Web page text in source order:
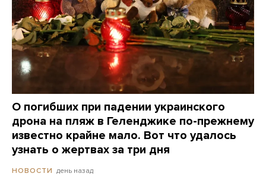
О погибших при падении украинского
дрона на пляж в Геленджике по-прежнему
известно крайне мало. Вот что удалось
узнать о жертвах за три дня
НОВОСТИ день назад